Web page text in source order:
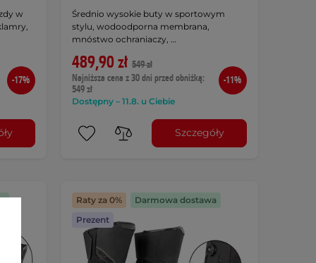
w
-17%
Średnio wysokie buty w sportowym
stylu, wodoodporna membrana,
mnóstwo ochraniaczy, …
489,90 zł 549 zł
Najniższa cena z 30 dni przed obniżką:
549 zł
Dostępny – 11.8. u Ciebie
-11%
Szczegóły
Raty za 0%
Darmowa dostawa
Prezent